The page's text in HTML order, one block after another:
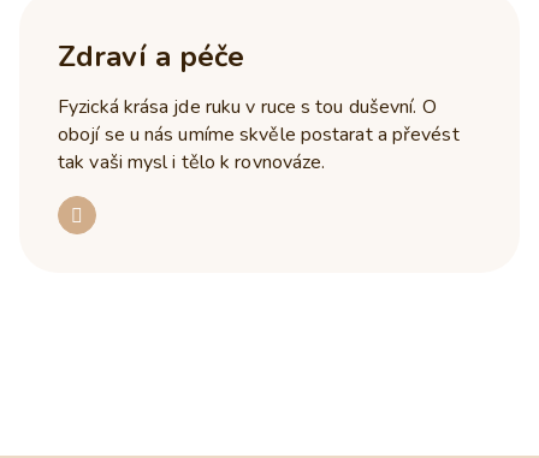
Zdraví a péče
Fyzická krása jde ruku v ruce s tou duševní. O
obojí se u nás umíme skvěle postarat a převést
tak vaši mysl i tělo k rovnováze.